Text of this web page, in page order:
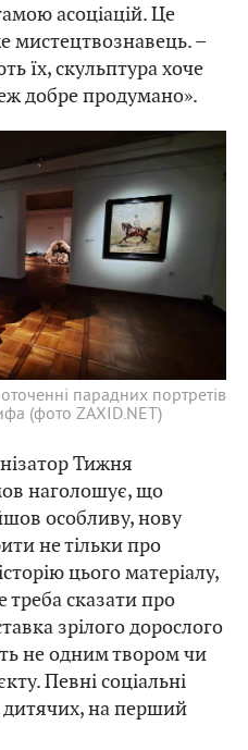
асоціацій. Це
мистецтвознавець. –
їх, скульптура хоче
добре продумано».
парадних портретів
(фото ZAXID.NET)
Тижня
наголошує, що
особливу, нову
не тільки про
цього матеріалу,
треба сказати про
зрілого дорослого
не одним твором чи
Певні соціальні
дитячих, на перший